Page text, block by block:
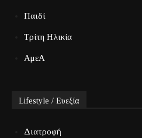
Παιδί
Τρίτη Ηλικία
ΑμεΑ
Lifestyle / Ευεξία
Διατροφή